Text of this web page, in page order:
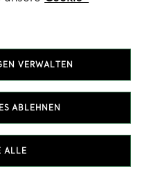
VERWALTEN
ABLEHNEN
ALLE